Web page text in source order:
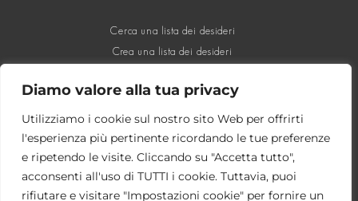
Diamo valore alla tua privacy
Utilizziamo i cookie sul nostro sito Web per offrirti
l'esperienza più pertinente ricordando le tue preferenze
e ripetendo le visite. Cliccando su "Accetta tutto",
acconsenti all'uso di TUTTI i cookie. Tuttavia, puoi
rifiutare e visitare "Impostazioni cookie" per fornire un
Cerca una lista dei desideri
Crea una lista dei desideri
SOCIAL